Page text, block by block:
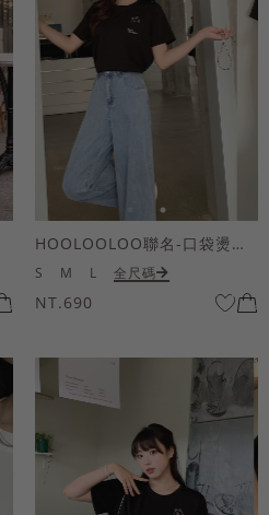
HOOLOOLOO聯名-口袋燙金KUKU熊短袖上衣
S M L 全尺碼
NT.690